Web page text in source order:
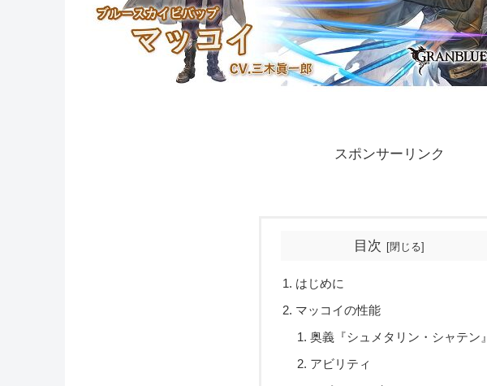
スポンサーリンク
目次
はじめに
マッコイの性能
奥義『シュメタリン・シャテン』
アビリティ